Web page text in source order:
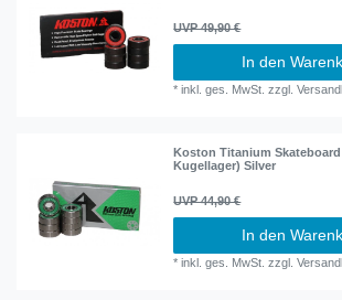
UVP 49,90 €
In den
*inkl. ges. MwSt. zzgl.
Koston Titanium
Kugellager) Silver
UVP 44,90 €
In den
*inkl. ges. MwSt. zzgl.